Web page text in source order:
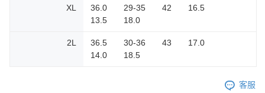
XL
36.0 29-35 42 16.5
13.5 18.0
2L
36.5 30-36 43 17.0
14.0 18.5
客服